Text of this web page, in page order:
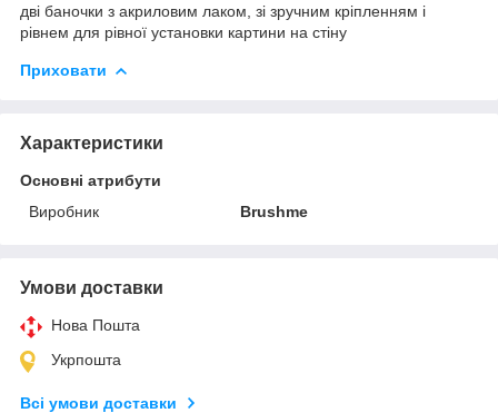
дві баночки з акриловим лаком, зі зручним кріпленням і
рівнем для рівної установки картини на стіну
Приховати
Характеристики
Основні атрибути
Виробник
Brushme
Умови доставки
Нова Пошта
Укрпошта
Всі умови доставки